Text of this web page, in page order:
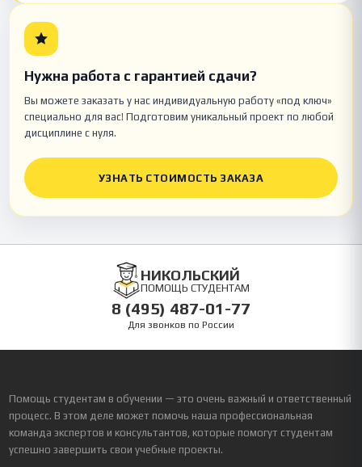
Нужна работа с гарантией сдачи?
Вы можете заказать у нас индивидуальную работу «под ключ»
специально для вас! Подготовим уникальный проект по любой
дисциплине с нуля.
УЗНАТЬ СТОИМОСТЬ ЗАКАЗА
НИКОЛЬСКИЙ
ПОМОЩЬ СТУДЕНТАМ
8 (495) 487-01-77
Для звонков по России
Помощь студентам в обучении — это очень важный и ответственный
процесс. В этом деле может помочь наша профессиональная
команда экспертов и консультантов, которые помогут студентам
успешно завершить свои учебные проекты.